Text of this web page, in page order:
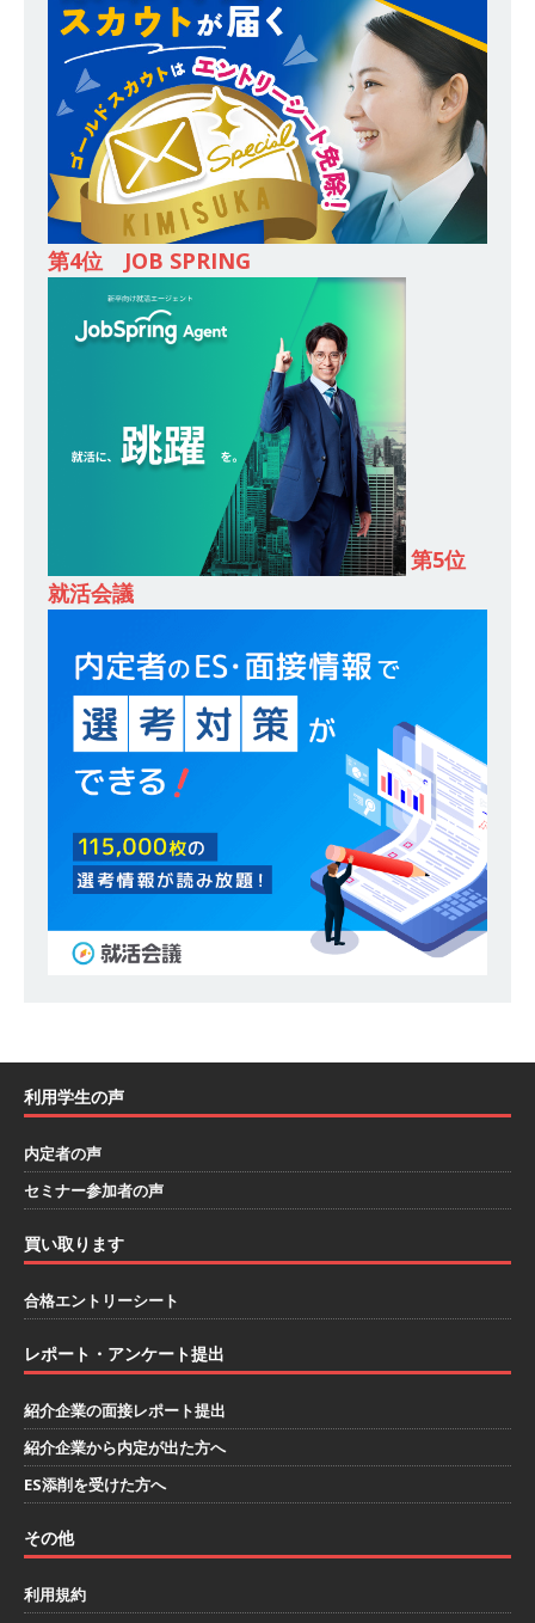
極採用企業
[ 2026年5月14日 ] 【 28卒 ｜ 東京勤務・転勤な
し 】 食品・生鮮業界に特化した人材紹介サービ
スを提供するベンチャー企業 ｜ 設立から毎年黒
字経営。売上は常に右肩上がり ｜ 未経験から営
業として成長・収入アップが目指せる環境 ｜ オ
イシル
[ 2026年5月13日 ]
登竜門!! 満足度98％のインターン 】 東京勤務・
転勤なし ｜ 文系IT未経験でもOK ｜ 新卒の3年以
内昇進率91％ ｜ IT社会の今まさに求められてい
るベンチャー企業 ｜ 新卒2年目で1,000万円越え
目指せる!! ｜ データX
体育会積極採用企業
[ 2026年5月13日 ] 【 28卒 ｜ 仕事の全容を知れ
るオープンカンパニー 】 大林グループ ｜ 全国規
全や脱炭素社会の実現にも貢献 ｜ 初任給28万
+各手当 ｜ 年間休日125日 ｜ オーク設備工業
体育会積極採用企業
【 28卒 ｜ 建築プロセスの一
部を体験できるイベント開催 】香川・大阪勤務
｜ 四国・関東エリアで圧倒的な存在感を誇る総
合建設会社（ゼネコン） ｜ 充実の福利厚生・資
格手当・資格取得支援制度あり ｜ 年間休日123
[ 2026年5月12日 ] 【 28卒 ｜ 愛知勤務・転勤な
し 】 自動車生産に欠かせない部品を独自のノウ
合格で一次確約!! ≫説明会最終開催!｜ 整形外
｜ 1人1人に合わせたキャリアを築ける可能性あ
[ 2026年5月10日 ] ≪ 27卒 ≫ 大手医薬品や食品
第4位 JOB SPRING
第5位
就活会議
利用学生の声
内定者の声
セミナー参加者の声
買い取ります
合格エントリーシート
レポート・アンケート提出
紹介企業の面接レポート提出
紹介企業から内定が出た方へ
ES添削を受けた方へ
その他
利用規約